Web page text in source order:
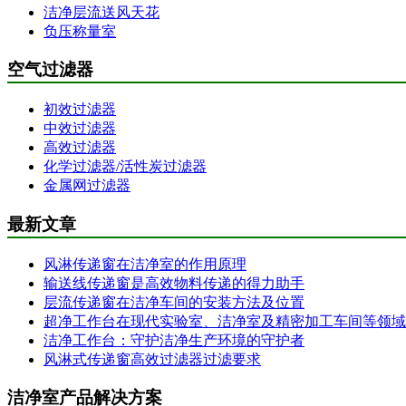
洁净层流送风天花
负压称量室
空气过滤器
初效过滤器
中效过滤器
高效过滤器
化学过滤器/活性炭过滤器
金属网过滤器
最新文章
风淋传递窗在洁净室的作用原理
输送线传递窗是高效物料传递的得力助手
层流传递窗在洁净车间的安装方法及位置
超净工作台在现代实验室、洁净室及精密加工车间等领
洁净工作台：守护洁净生产环境的守护者
风淋式传递窗高效过滤器过滤要求
洁净室产品解决方案